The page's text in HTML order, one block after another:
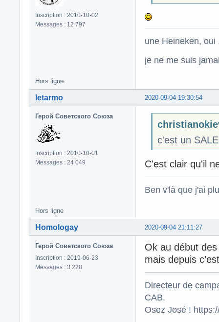
Inscription : 2010-10-02
Messages : 12 797
une Heineken,
je ne me suis
Hors ligne
2020-09-04 19:30:54
letarmo
Герой Советского Союза
Inscription : 2010-10-01
Messages : 24 049
c'est un
C'est clair qu'il
Ben v'là que j'ai
Hors ligne
2020-09-04 21:11:27
Homologay
Герой Советского Союза
Inscription : 2019-06-23
Messages : 3 228
Ok au début
mais depuis
Directeur de
CAB.
Osez José !